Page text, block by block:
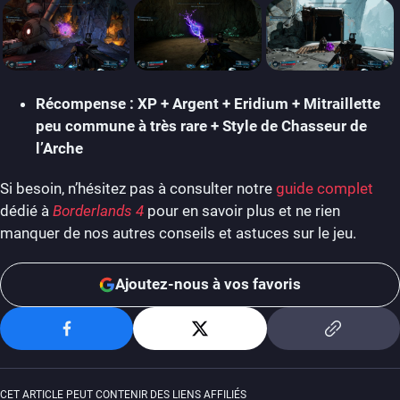
Récompense : XP + Argent + Eridium + Mitraillette
peu commune à très rare + Style de Chasseur de
l’Arche
Si besoin, n’hésitez pas à consulter notre guide complet
dédié à Borderlands 4 pour en savoir plus et ne rien
manquer de nos autres conseils et astuces sur le jeu.
Ajoutez-nous à vos favoris
CET ARTICLE PEUT CONTENIR DES LIENS AFFILIÉS